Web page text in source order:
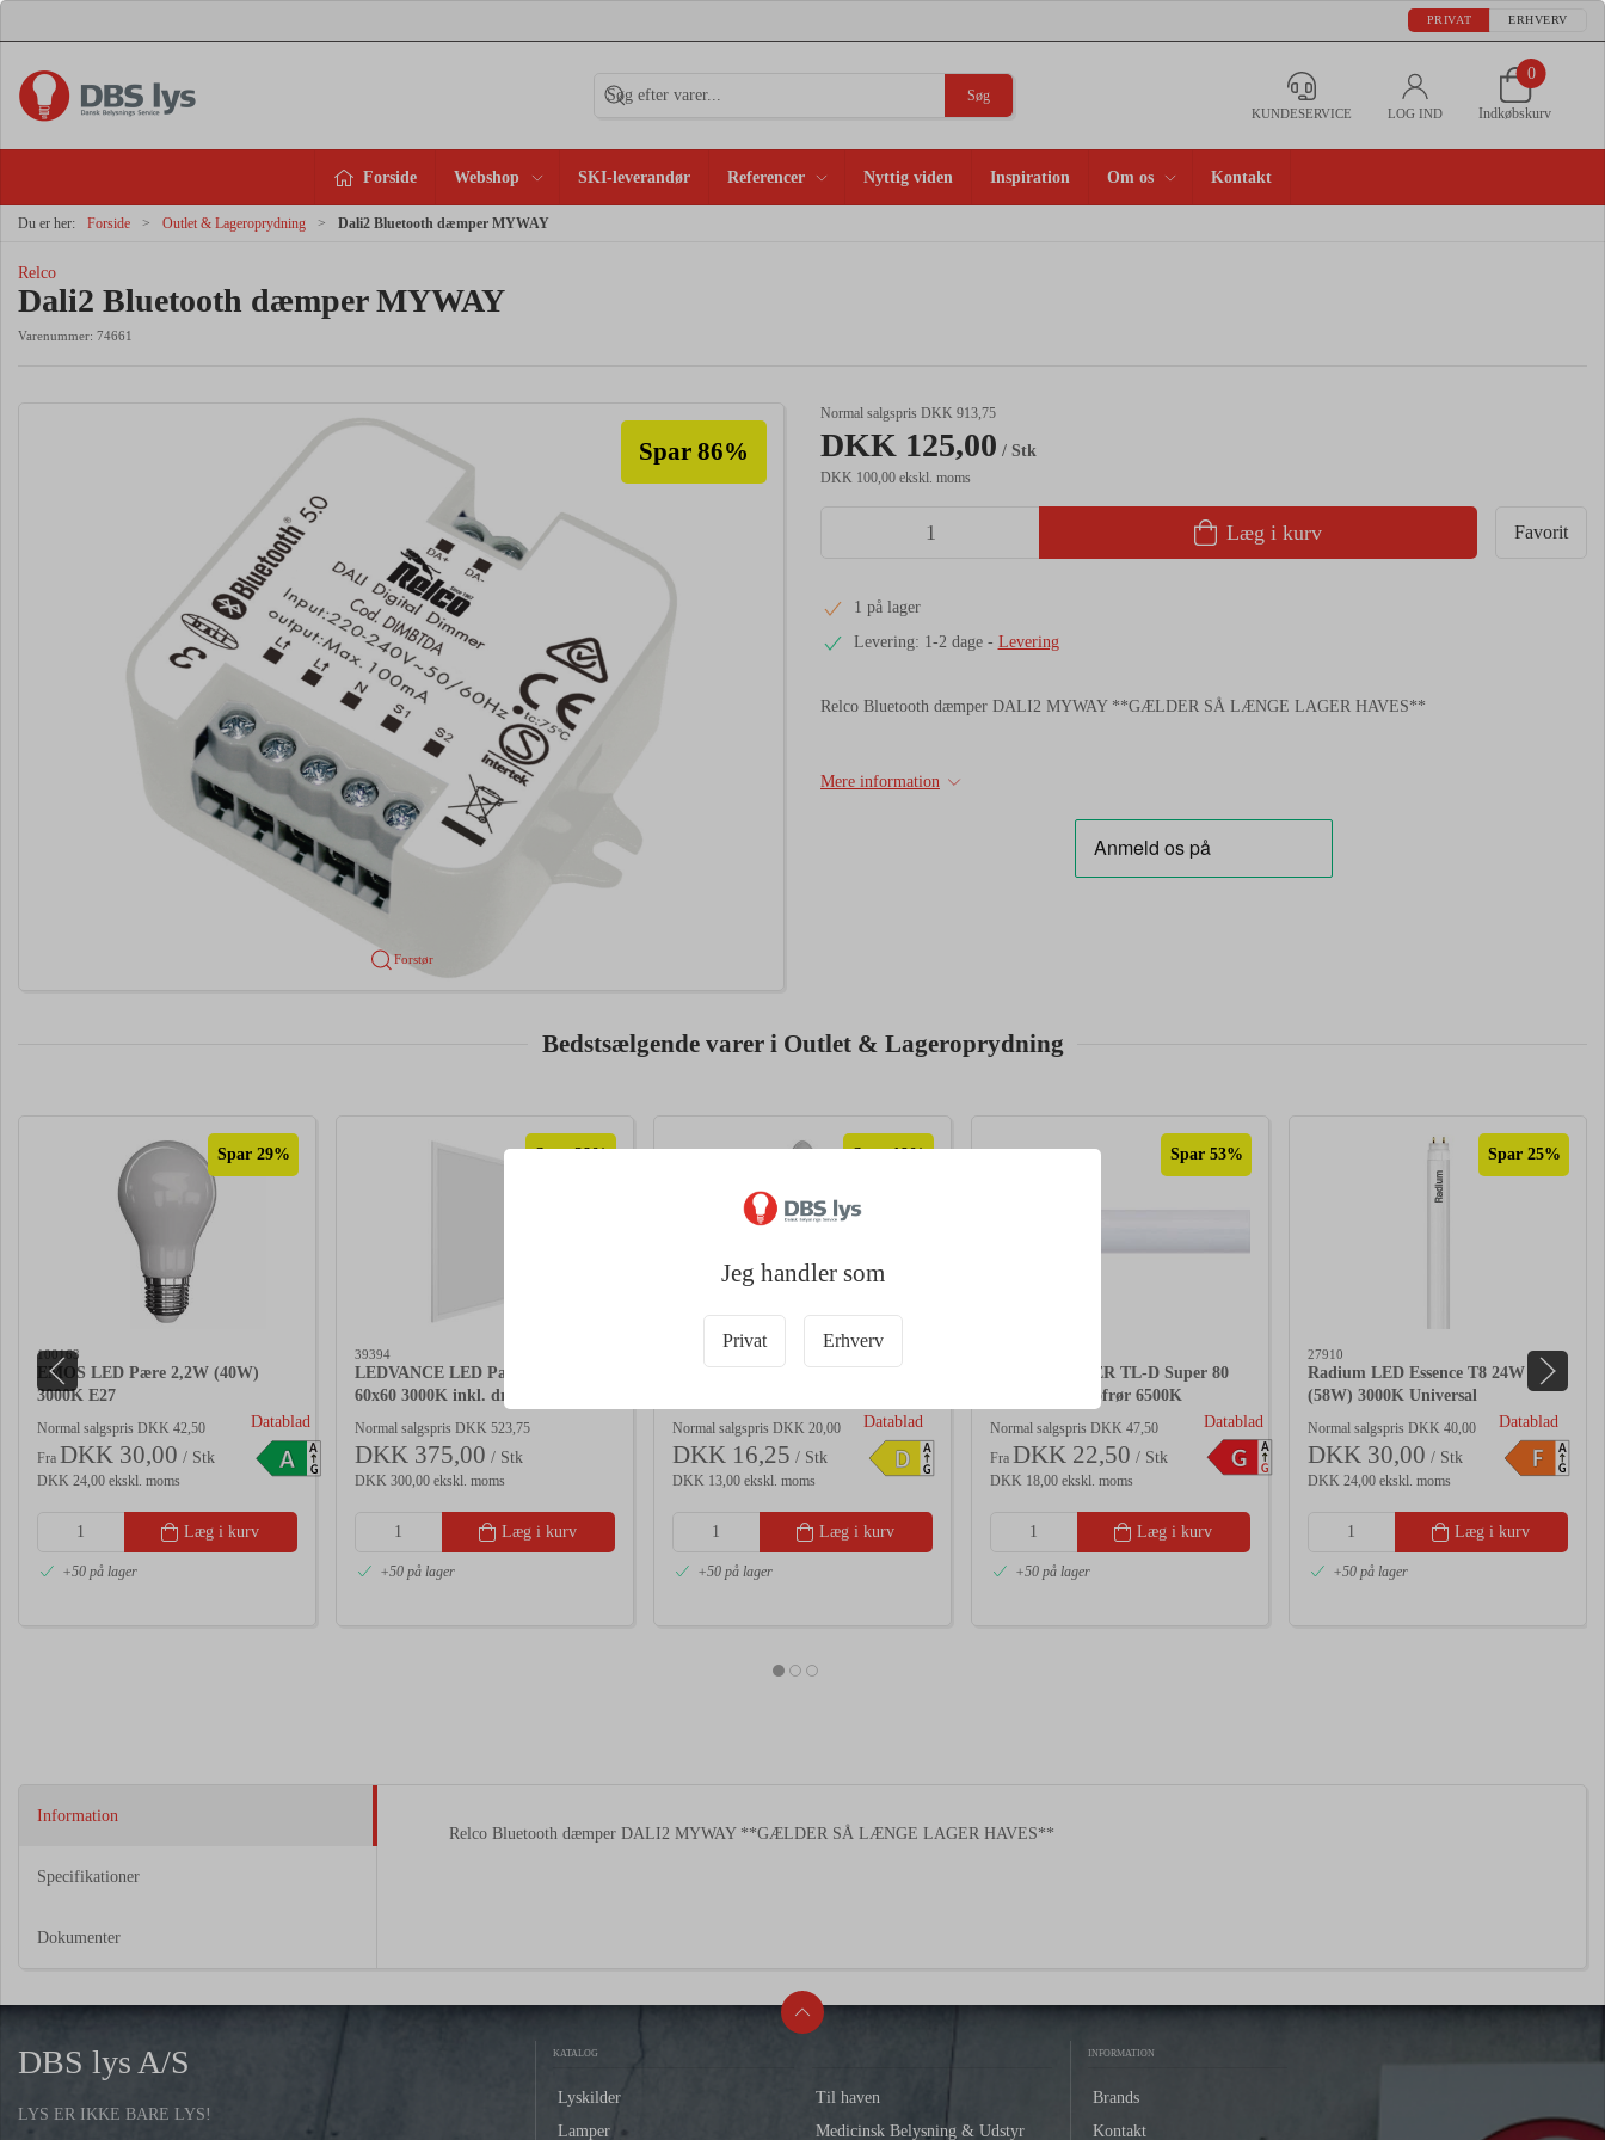
PRIVAT ERHVERV
Søg
KUNDESERVICE LOG IND
0
Indkøbskurv
Forside Webshop SKI-leverandør Referencer Nyttig viden Inspiration Om os Kontakt
Du er her: Forside Outlet & Lageroprydning Dali2 Bluetooth dæmper MYWAY
Jeg handler som
Privat Erhverv
Relco
Dali2 Bluetooth dæmper MYWAY
Varenummer: 74661
Forstør
Spar 86%
Normal salgspris DKK 913,75
DKK 125,00 / Stk
DKK 100,00 ekskl. moms
Læg i kurv Favorit
1 på lager
Levering: 1-2 dage- Levering
Relco Bluetooth dæmper DALI2 MYWAY **GÆLDER SÅ LÆNGE LAGER HAVES**
Mere information
Bedstsælgende varer i Outlet & Lageroprydning
Spar 29%
100163
EMOS LED Pære 2,2W (40W)
3000K E27
Normal salgspris DKK 42,50
Fra DKK 30,00 / Stk
Datablad
A A
G
DKK 24,00 ekskl. moms
Læg i kurv
+50 på lager
Spar 28%
39394
LEDVANCE LED Panel Comfort
60x60 3000K inkl. driver
Normal salgspris DKK 523,75
DKK 375,00 / Stk
DKK 300,00 ekskl. moms
Læg i kurv
+50 på lager
Spar 19%
EMOS LED Kerte 3,4W (40W)
Normal salgspris DKK 20,00
DKK 16,25 / Stk
Datablad
D A
G
DKK 13,00 ekskl. moms
Læg i kurv
+50 på lager
Spar 53%
Philips MASTER TL-D Super 80
36W/865 Lysstofrør 6500K
Normal salgspris DKK 47,50
Fra DKK 22,50 / Stk
Datablad
G A
G
DKK 18,00 ekskl. moms
Læg i kurv
+50 på lager
Spar 25%
27910
Radium LED Essence T8 24W
(58W) 3000K Universal
Normal salgspris DKK 40,00
DKK 30,00 / Stk
Datablad
F A
G
DKK 24,00 ekskl. moms
Læg i kurv
+50 på lager
Information
Specifikationer
Dokumenter
Relco Bluetooth dæmper DALI2 MYWAY **GÆLDER SÅ LÆNGE LAGER HAVES**
DBS lys A/S
LYS ER IKKE BARE LYS!
KATALOG
Lyskilder
Lamper
Til haven
Medicinsk Belysning & Udstyr
INFORMATION
Brands
Kontakt